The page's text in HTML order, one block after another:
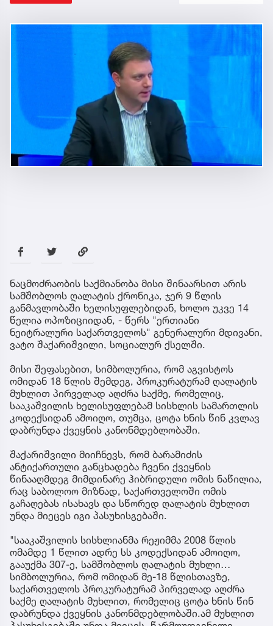
ნაცმოძრაობის საქმიანობა მისი შინაარსით არის
სამშობლოს ღალატის ქრონიკა, ჯერ 9 წლის
განმავლობაში ხელისუფლებიდან, ხოლო უკვე 14
წელია ოპოზიციიდან, - წერს "ერთიანი
ნეიტრალური საქართველოს" გენერალური მდივანი,
ვატო შაქარიშვილი, სოციალურ ქსელში.
მისი შეფასებით, სიმბოლურია, რომ აგვისტოს
ომიდან 18 წლის შემდეგ, პროკურატურამ ღალატის
მუხლით პირველად აღძრა საქმე, რომელიც,
სააკაშვილის ხელისუფლებამ სისხლის სამართლის
კოდექსიდან ამოიღო, თუმცა, ცოტა ხნის წინ კვლავ
დაბრუნდა ქვეყნის კანონმდებლობაში.
შაქარიშვილი მიიჩნევს, რომ ბარამიძის
ანტიქართული განცხადება ჩვენი ქვეყნის
წინააღმდეგ მიმდინარე ჰიბრიდული ომის ნაწილია,
რაც საბოლოო მიზნად, საქართველოში ომის
გაჩაღებას ისახავს და სწორედ ღალატის მუხლით
უნდა მიეცეს იგი პასუხისგებაში.
"სააკაშვილის სისხლიანმა რეჟიმმა 2008 წლის
ომამდე 1 წლით ადრე სს კოდექსიდან ამოიღო,
გააუქმა 307-ე, სამშობლოს ღალატის მუხლი…
სიმბოლურია, რომ ომიდან მე-18 წლისთავზე,
საქართველოს პროკურატურამ პირველად აღძრა
საქმე ღალატის მუხლით, რომელიც ცოტა ხნის წინ
დაბრუნდა ქვეყნის კანონმდებლობაში.ამ მუხლით